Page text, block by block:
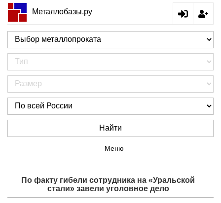
Металлобазы.ру
Найти
Меню
По факту гибели сотрудника на «Уральской
стали» завели уголовное дело